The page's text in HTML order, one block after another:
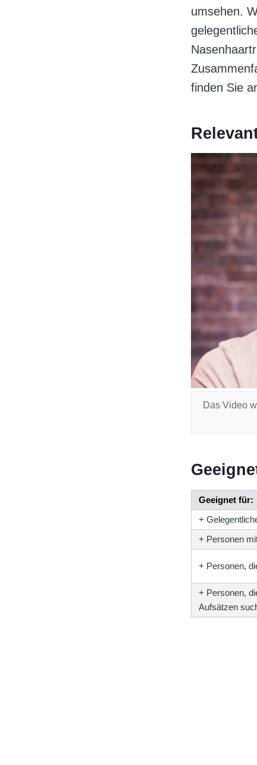
umsehen.
finden Sie
Das Video
Geeignet für:
+
+ Personen
+ Personen,
+ Personen,
Aufsätzen